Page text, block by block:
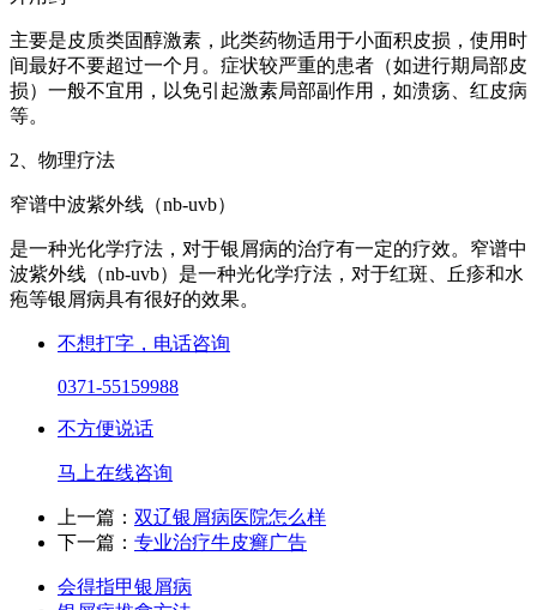
主要是皮质类固醇激素，此类药物适用于小面积皮损，使用时
间最好不要超过一个月。症状较严重的患者（如进行期局部皮
损）一般不宜用，以免引起激素局部副作用，如溃疡、红皮病
等。
2、物理疗法
窄谱中波紫外线（nb-uvb）
是一种光化学疗法，对于银屑病的治疗有一定的疗效。窄谱中
波紫外线（nb-uvb）是一种光化学疗法，对于红斑、丘疹和水
疱等银屑病具有很好的效果。
不想打字，电话咨询
0371-55159988
不方便说话
马上在线咨询
上一篇： 双辽银屑病医院怎么样
下一篇： 专业治疗牛皮癣广告
会得指甲银屑病